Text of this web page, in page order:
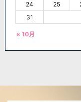
« 10月
24
25
31